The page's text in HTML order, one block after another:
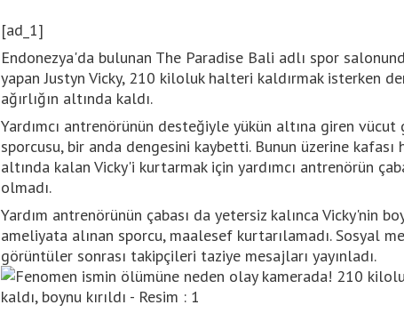
[ad_1]
Endonezya'da bulunan The Paradise Bali adlı spor
yapan Justyn Vicky, 210 kiloluk halteri kaldırmak isterken
ağırlığın altında kaldı.
Yardımcı antrenörünün desteğiyle yükün altına giren
sporcusu, bir anda dengesini kaybetti. Bunun üzerine kafası
altında kalan Vicky'i kurtarmak için yardımcı antrenörün
olmadı.
Yardım antrenörünün çabası da yetersiz kalınca Vicky'nin
ameliyata alınan sporcu, maalesef kurtarılamadı. Sosyal
görüntüler sonrası takipçileri taziye mesajları yayınladı.